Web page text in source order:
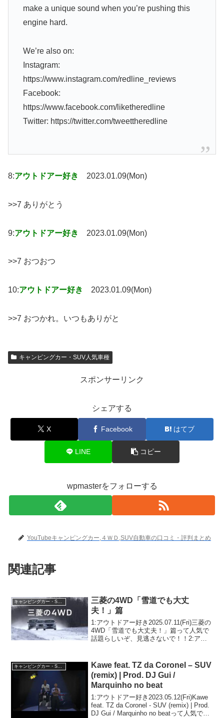
make a unique sound when you’re pushing this
engine hard.
We’re also on:
Instagram:
https://www.instagram.com/redline_reviews
Facebook:
https://www.facebook.com/liketheredline
Twitter: https://twitter.com/tweettheredline
8:アウトドアー好き 2023.01.09(Mon)
>>7 ありがとう
9:アウトドアー好き 2023.01.09(Mon)
>>7 おつおつ
10:アウトドアー好き 2023.01.09(Mon)
>>7 おつかれ。いつもありがと
キャンピングカー・SUV人気車種
スポンサーリンク
シェアする
X Facebook はてブ
LINE コピー
wpmasterをフォローする
YouTubeキャンピングカー,４ＷＤ,SUV自動車の口コミ・評判まとめ
関連記事
三菱の4WD「雪道でも大丈
夫！」篇
1:アウトドアー好き2025.07.11(Fri)三菱の
4WD「雪道でも大丈夫！」篇って人気で
話題らしいぞ、見逃さないで！！2:アウ
2025.07.11(Fr...
Kawe feat. TZ da Coronel – SUV
(remix) | Prod. DJ Gui /
Marquinho no beat
1:アウトドアー好き2023.05.12(Fri)Kawe
feat. TZ da Coronel - SUV (remix) | Prod.
DJ Gui / Marquinho no beatって人気で話